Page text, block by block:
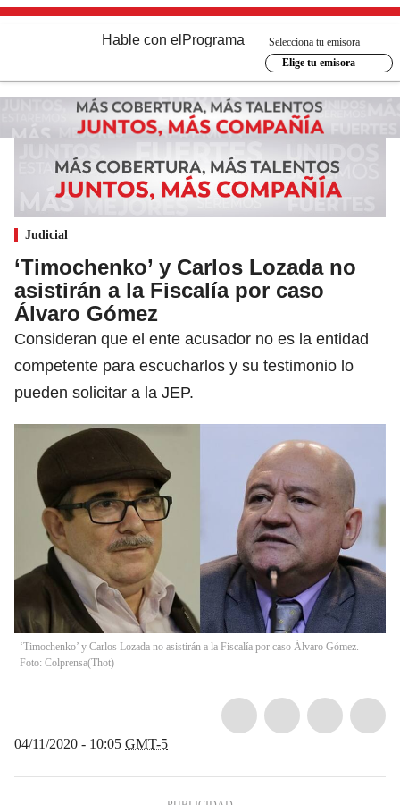
Hable con el Programa
Selecciona tu emisora
Elige tu emisora
Judicial
‘Timochenko’ y Carlos Lozada no
asistirán a la Fiscalía por caso
Álvaro Gómez
Consideran que el ente acusador no es la entidad
competente para escucharlos y su testimonio lo
pueden solicitar a la JEP.
‘Timochenko’ y Carlos Lozada no asistirán a la Fiscalía por caso Álvaro Gómez.
Foto: Colprensa(Thot)
04/11/2020 - 10:05 GMT-5